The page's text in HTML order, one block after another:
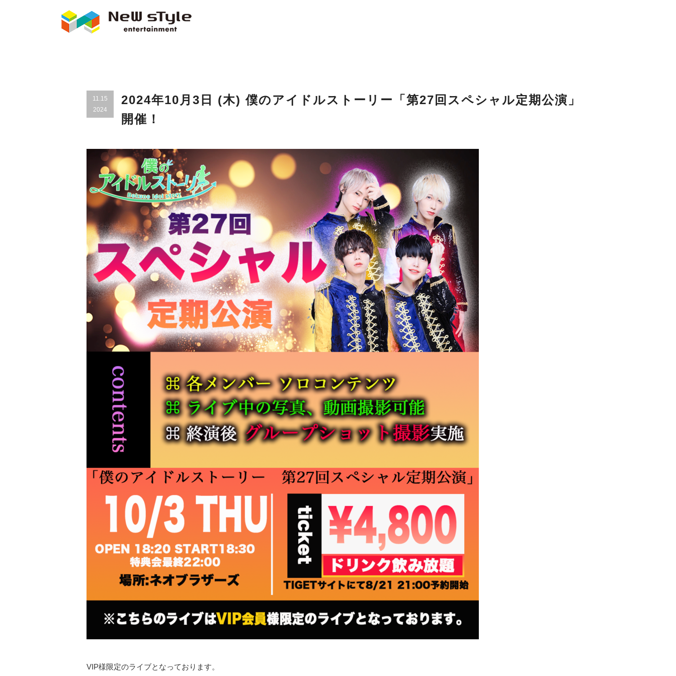
11.15
2024
2024年10月3日 (木) 僕のアイドルストーリー「第27回スペシャル定期公演」
開催！
VIP様限定のライブとなっております。